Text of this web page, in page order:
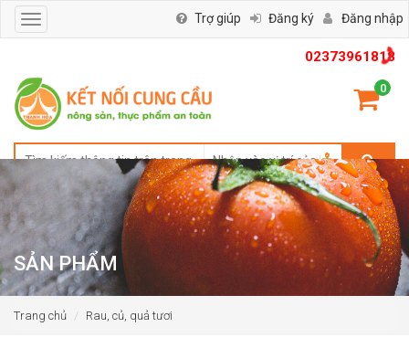
02373961818
0
Toggle
navigation
Trợ giúp Đăng ký Đăng nhập
SẢN PHẨM
Trang chủ Rau, củ, quả tươi